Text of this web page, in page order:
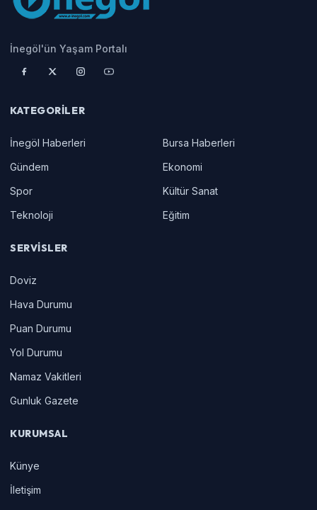
İnegöl'ün Yaşam Portalı
KATEGORILER
İnegöl Haberleri
Bursa Haberleri
Gündem
Ekonomi
Spor
Kültür Sanat
Teknoloji
Eğitim
SERVISLER
Doviz
Hava Durumu
Puan Durumu
Yol Durumu
Namaz Vakitleri
Gunluk Gazete
KURUMSAL
Künye
İletişim